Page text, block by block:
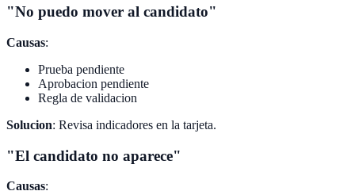
"No puedo mover al candidato"
Causas:
Prueba pendiente
Aprobacion pendiente
Regla de validacion
Solucion: Revisa indicadores en la tarjeta.
"El candidato no aparece"
Causas: